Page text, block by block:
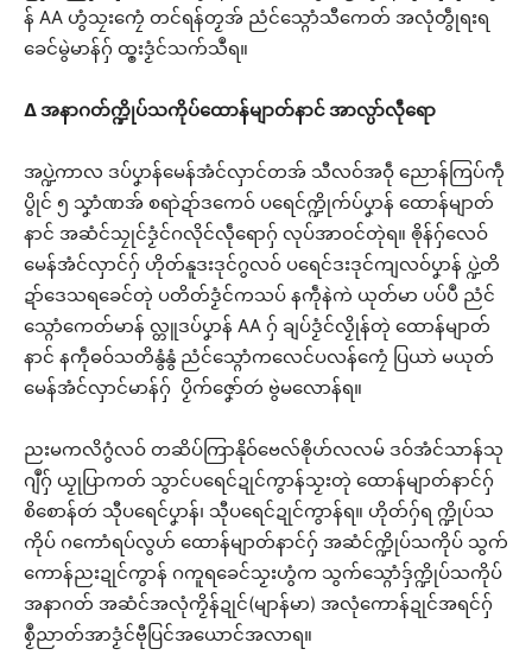
န် AA ဟွံသၠးကၠေံ တင်ရန်တၟအ် ညံင်သ္ဂောံသီကေတ် အလုံတွဵုရးရ
ခေင်မွဲမာန်ဂှ် ထ္ၜးဒၟံင်သက်သဳရ။
∆အနာဂတ်က္ဍိုပ်သကိုပ်ထောန်မျာတ်နာင် အာလ္ပာ်လဵုရော
အပ္ဍဲကာလ ဒပ်ပၞာန်မေန်အံင်လှာင်တအ် သီလဝ်အဝဵု ညောန်ကြပ်ကဵု
ပွိုင် ၅ သၞာံဏအ် စရာဲဍာ်ဒကေဝ် ပရေင်က္ဍိုက်ပ်ပၞာန် ထောန်မျာတ်
နာင် အဆံင်သၠုင်ဒၟံင်ဂလိုင်လဵုရောဂှ် လုပ်အာဝင်တုဲရ။ ၜိုန်ဂှ်လေဝ်
မေန်အံင်လှာင်ဂှ် ဟိုတ်နူဒးဒုင်ဂွလဝ် ပရေင်ဒးဒုင်ကျလဝ်ပၞာန် ပ္ဍဲတိ
ဍာ်ဒေသရခေင်တုဲ ပတိတ်ဒၟံင်ကသပ် နကဵုနဲကဲ ယုတ်မာ ပပ်ပဳ ညံင်
သ္ဂောံကေတ်မာန် လ္တူဒပ်ပၞာန် AA ဂှ် ချပ်ဒၟံင်လၟိုန်တုဲ ထောန်မျာတ်
နာင် နကဵုဓဝ်သတိနွံနွံ ညံင်သ္ဂောံကလေင်ပလန်ကၠေံ ပြယာဲ မယုတ်
မေန်အံင်လှာင်မာန်ဂှ် ပၟိက်ဇၞော်တဴ ဗွဲမလောန်ရ။
ညးမကလိဂွံလဝ် တဆိပ်ကြာနိုဝ်ဗေလ်ၜိုဟ်လလမ် ဒဝ်အံင်သာန်သု
ဂျဳဂှ် ယၟုပြာကတ် သွာင်ပရေင်ဍုင်ကွာန်သၟးတုဲ ထောန်မျာတ်နာင်ဂှ်
စိစောန်တဴ သီုပရေင်ပၞာန်၊ သီုပရေင်ဍုင်ကွာန်ရ။ ဟိုတ်ဂှ်ရ က္ဍိုပ်သ
ကိုပ် ဂကောံရပ်လွဟ် ထောန်မျာတ်နာင်ဂှ် အဆံင်က္ဍိုပ်သကိုပ် သွက်
ကောန်ညးဍုင်ကွာန် ဂကူရခေင်သၟးဟွံက သွက်သ္ဂောံဒှ်က္ဍိုပ်သကိုပ်
အနာဂတ် အဆံင်အလုံကၟိန်ဍုင်(မျာန်မာ) အလုံကောန်ဍုင်အရင်ဂှ်
စၟဳညာတ်အာဒၟံင်ဗီုပြင်အယောင်အလာရ။